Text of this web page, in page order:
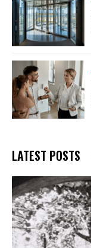
LATEST POSTS